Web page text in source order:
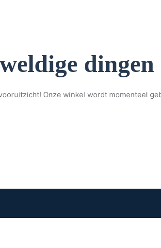
Onze winkel wordt momenteel